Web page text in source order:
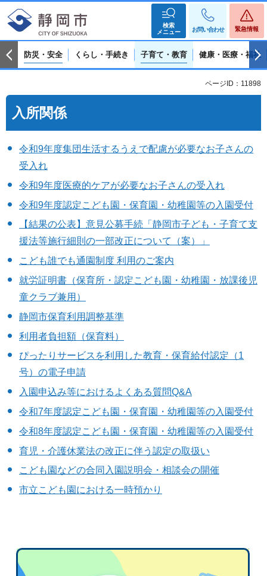
検索
メニュー
お問い合わせ 緊急情報
防災・安全 くらし・手続き 子育て・教育 健康・医療・福祉
ページID：11898
入所関係
令和9年度集団生活するうえで配慮が必要なお子さんの
受入れ
令和9年度医療的ケアが必要なお子さんの受入れ
令和9年度認定こども園・保育園・幼稚園等の入園受付
【結果の公表】意見公募手続「静岡市子ども・子育て支
援法等施行細則の一部改正について（案）」
こども誰でも通園制度 利用のご案内
就労証明書（保育所・認定こども園・幼稚園・放課後児
童クラブ兼用）
静岡市保育利用調整基準
利用者負担額（保育料）
ぴったりサービスを利用した教育・保育給付認定（1
号）の電子申請
入園申込み等におけるよくある質問Q&A
令和7年度認定こども園・保育園・幼稚園等の入園受付
令和8年度認定こども園・保育園・幼稚園等の入園受付
育児・介護休業法の改正に伴う認定の取扱い
こども園などの合同入園説明会・相談会の開催
市立こども園における一時預かり